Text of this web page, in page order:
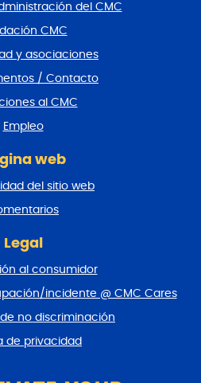
del CMC
CMC
y asociaciones
/ Contacto
al CMC
Empleo
web
del sitio web
Legal
al consumidor
incidente @ CMC Cares
no discriminación
de privacidad